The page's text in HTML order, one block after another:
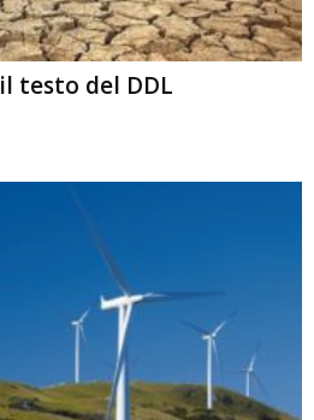
testo del DDL